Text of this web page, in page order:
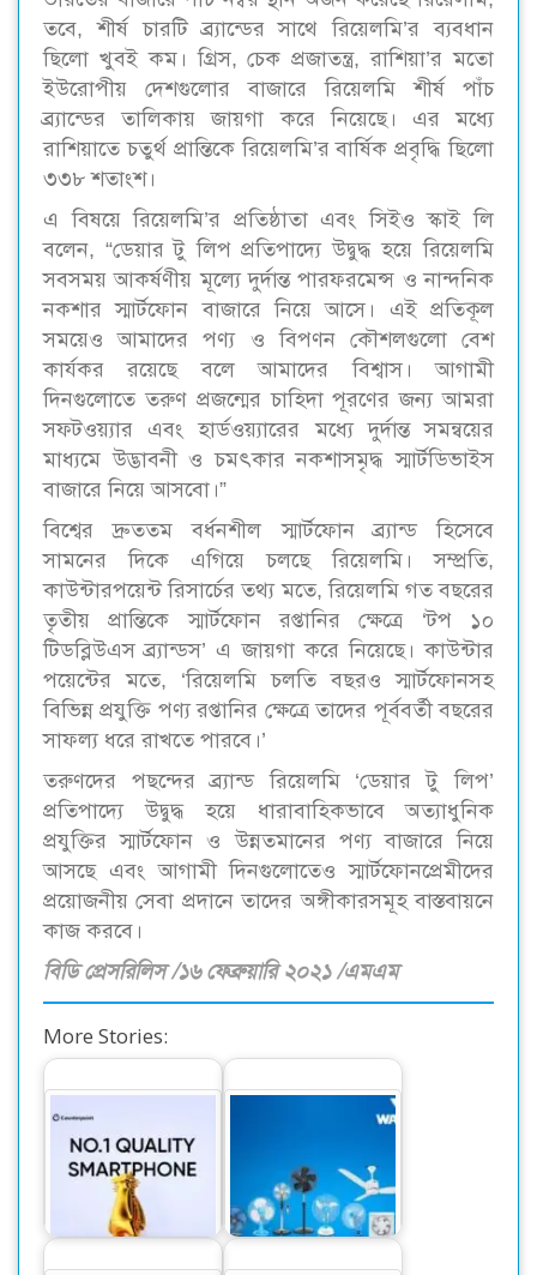
তবে, শীর্ষ চারটি ব্র্যান্ডের সাথে রিয়েলমি’র ব্যবধান
ছিলো খুবই কম। গ্রিস, চেক প্রজাতন্ত্র, রাশিয়া’র মতো
ইউরোপীয় দেশগুলোর বাজারে রিয়েলমি শীর্ষ পাঁচ
ব্র্যান্ডের তালিকায় জায়গা করে নিয়েছে। এর মধ্যে
রাশিয়াতে চতুর্থ প্রান্তিকে রিয়েলমি’র বার্ষিক প্রবৃদ্ধি ছিলো
৩৩৮ শতাংশ।
এ বিষয়ে রিয়েলমি’র প্রতিষ্ঠাতা এবং সিইও স্কাই লি
বলেন, “ডেয়ার টু লিপ প্রতিপাদ্যে উদ্বুদ্ধ হয়ে রিয়েলমি
সবসময় আকর্ষণীয় মূল্যে দুর্দান্ত পারফরমেন্স ও নান্দনিক
নকশার স্মার্টফোন বাজারে নিয়ে আসে। এই প্রতিকূল
সময়েও আমাদের পণ্য ও বিপণন কৌশলগুলো বেশ
কার্যকর রয়েছে বলে আমাদের বিশ্বাস। আগামী
দিনগুলোতে তরুণ প্রজন্মের চাহিদা পূরণের জন্য আমরা
সফটওয়্যার এবং হার্ডওয়্যারের মধ্যে দুর্দান্ত সমন্বয়ের
মাধ্যমে উদ্ভাবনী ও চমৎকার নকশাসমৃদ্ধ স্মার্টডিভাইস
বাজারে নিয়ে আসবো।”
বিশ্বের দ্রুততম বর্ধনশীল স্মার্টফোন ব্র্যান্ড হিসেবে
সামনের দিকে এগিয়ে চলছে রিয়েলমি। সম্প্রতি,
কাউন্টারপয়েন্ট রিসার্চের তথ্য মতে, রিয়েলমি গত বছরের
তৃতীয় প্রান্তিকে স্মার্টফোন রপ্তানির ক্ষেত্রে ‘টপ ১০
টিডব্লিউএস ব্র্যান্ডস’ এ জায়গা করে নিয়েছে। কাউন্টার
পয়েন্টের মতে, ‘রিয়েলমি চলতি বছরও স্মার্টফোনসহ
বিভিন্ন প্রযুক্তি পণ্য রপ্তানির ক্ষেত্রে তাদের পূর্ববর্তী বছরের
সাফল্য ধরে রাখতে পারবে।’
তরুণদের পছন্দের ব্র্যান্ড রিয়েলমি ‘ডেয়ার টু লিপ’
প্রতিপাদ্যে উদ্বুদ্ধ হয়ে ধারাবাহিকভাবে অত্যাধুনিক
প্রযুক্তির স্মার্টফোন ও উন্নতমানের পণ্য বাজারে নিয়ে
আসছে এবং আগামী দিনগুলোতেও স্মার্টফোনপ্রেমীদের
প্রয়োজনীয় সেবা প্রদানে তাদের অঙ্গীকারসমূহ বাস্তবায়নে
কাজ করবে।
বিডি প্রেসরিলিস /১৬ ফেব্রুয়ারি ২০২১ /এমএম
More Stories:
কোয়ালিটির ক্ষেত্রে
বাংলাদেশে নাম্বার ১
স্মার্টফোন…
চলতি মাসে ভারতে ৫০
লাখ টাকার ফ্যান রপ্তানি
করেছে ওয়ালটন